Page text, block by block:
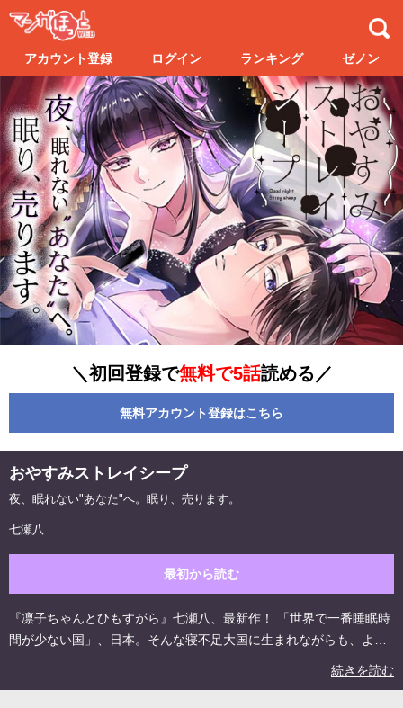
アカウント登録 ログイン ランキング ゼノン
＼初回登録で無料で5話読める／
無料アカウント登録はこちら
おやすみストレイシープ
夜、眠れない"あなた"へ。眠り、売ります。
七瀬八
最初から読む
『凛子ちゃんとひもすがら』七瀬八、最新作！ 「世界で一番睡眠時
間が少ない国」、日本。そんな寝不足大国に生まれながらも、よく
眠り自堕落な生活を過ごす主人公・諸星真夜はある日、携帯に見覚
続きを読む